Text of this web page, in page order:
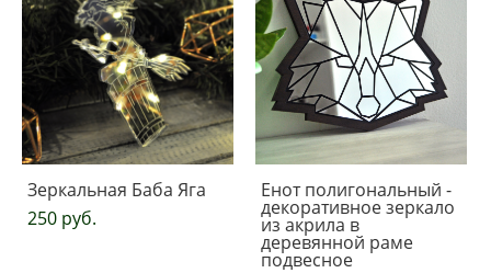
Зеркальная Баба Яга
250 pуб.
Енот полигональный -
декоративное зеркало
из акрила в
деревянной раме
подвесное